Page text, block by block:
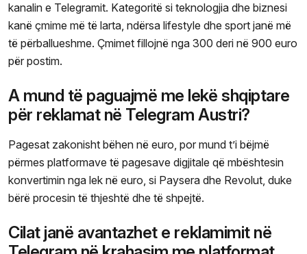
kanalin e Telegramit. Kategoritë si teknologjia dhe biznesi
kanë çmime më të larta, ndërsa lifestyle dhe sport janë më
të përballueshme. Çmimet fillojnë nga 300 deri në 900 euro
për postim.
A mund të paguajmë me lekë shqiptare
për reklamat në Telegram Austri?
Pagesat zakonisht bëhen në euro, por mund t’i bëjmë
përmes platformave të pagesave digjitale që mbështesin
konvertimin nga lek në euro, si Paysera dhe Revolut, duke
bërë procesin të thjeshtë dhe të shpejtë.
Cilat janë avantazhet e reklamimit në